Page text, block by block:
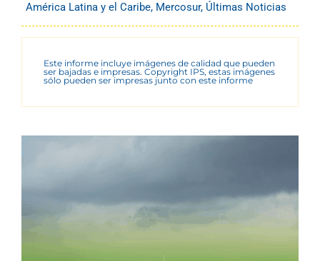
América Latina y el Caribe, Mercosur, Últimas Noticias
Este informe incluye imágenes de calidad que pueden
ser bajadas e impresas. Copyright IPS, estas imágenes
sólo pueden ser impresas junto con este informe